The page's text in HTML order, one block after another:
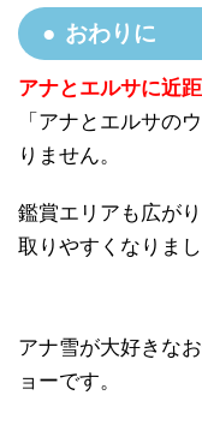
おわりに
アナとエルサに近
「アナとエルサの
りません。
鑑賞エリアも広が
取りやすくなりまし
アナ雪が大好きな
ョーです。